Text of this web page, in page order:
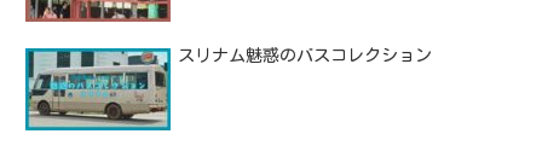
スリナム魅惑のバスコレクション